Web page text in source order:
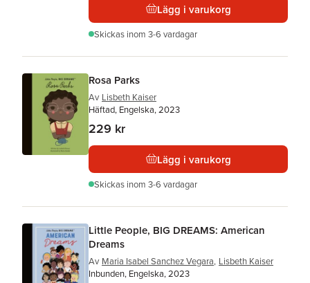
Lägg i varukorg
Skickas inom 3-6 vardagar
Rosa Parks
Av Lisbeth Kaiser
Häftad, Engelska, 2023
229 kr
Lägg i varukorg
Skickas inom 3-6 vardagar
Little People, BIG DREAMS: American
Dreams
Av Maria Isabel Sanchez Vegara, Lisbeth Kaiser
Inbunden, Engelska, 2023